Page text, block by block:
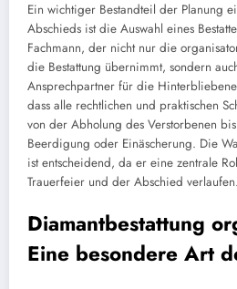
Ein wichtiger Bestandteil der Planung
Abschieds ist die Auswahl eines
Fachmann, der nicht nur die
die Bestattung übernimmt, sondern
Ansprechpartner für die
dass alle rechtlichen und praktischen
von der Abholung des Verstorbenen
Beerdigung oder Einäscherung. Die
ist entscheidend, da er eine zentrale
Trauerfeier und der Abschied verlaufen.
Diamantbestattung
Eine besondere Art